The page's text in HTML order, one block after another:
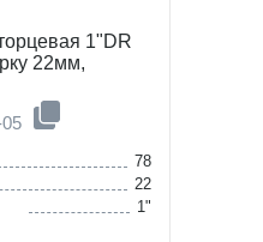
1"DR
22мм,
78
22
1"